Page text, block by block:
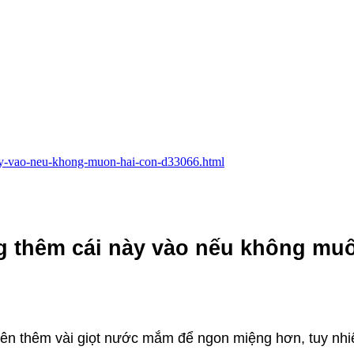
vao-neu-khong-muon-hai-con-d33066.html
thêm cái này vào nếu không
thêm vài giọt nước mắm để ngon miệng hơn, tuy